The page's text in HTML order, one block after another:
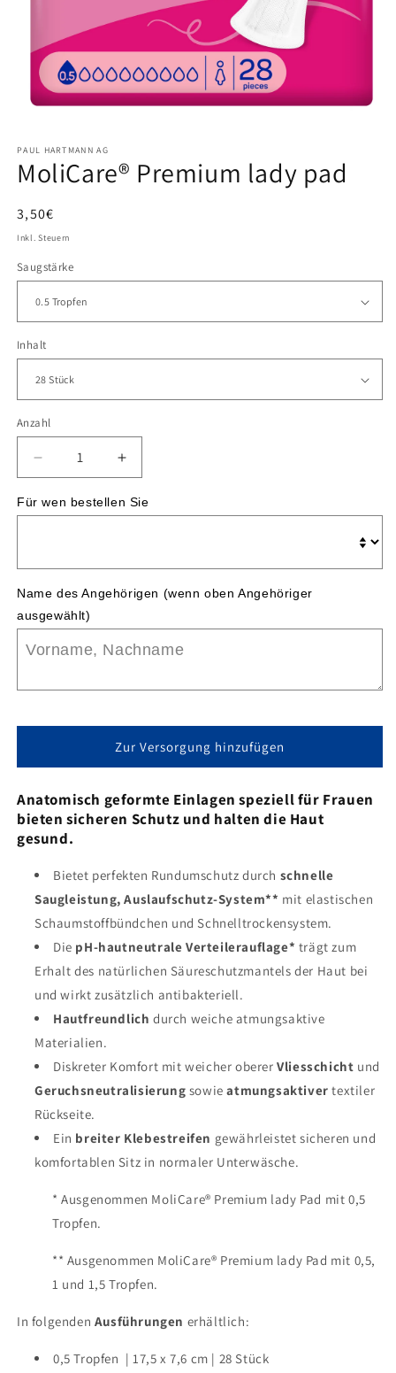
in
Modal
öffnen
PAUL HARTMANN AG
MoliCare® Premium lady pad
Normaler
Preis
3,50€
Inkl. Steuern
Saugstärke
Inhalt
Anzahl
Verringere
die
Menge
für
pad
Erhöhe
die
Menge
für
pad
Für wen bestellen Sie
Name des Angehörigen (wenn oben Angehöriger
ausgewählt)
Zur Versorgung hinzufügen
Anatomisch geformte Einlagen speziell für Frauen
bieten sicheren Schutz und halten die Haut
gesund.
Bietet perfekten Rundumschutz durch schnelle
Saugleistung,Auslaufschutz-System** mit elastischen
Schaumstoffbündchen und Schnelltrockensystem.
Die pH-hautneutrale Verteilerauflage* trägt zum
Erhalt des natürlichen Säureschutzmantels der Haut bei
und wirkt zusätzlich antibakteriell.
Hautfreundlich durch weiche atmungsaktive
Materialien.
Diskreter Komfort mit weicher obererVliesschicht und
Geruchsneutralisierung sowieatmungsaktiver textiler
Rückseite.
Ein breiter Klebestreifen gewährleistet sicheren und
komfortablen Sitz in normaler Unterwäsche.
*Ausgenommen MoliCare® Premium lady Pad mit 0,5
Tropfen.
** Ausgenommen MoliCare® Premium lady Pad mit 0,5,
1 und 1,5 Tropfen.
In folgenden Ausführungen erhältlich:
0,5 Tropfen | 17,5 x 7,6 cm | 28 Stück